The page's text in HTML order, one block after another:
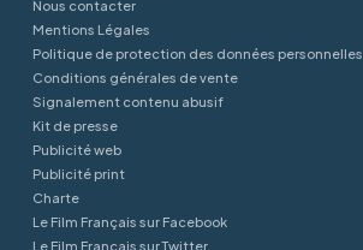
Nous contacter
Mentions Légales
Politique de protection des données personnelles
Conditions générales de vente
Signalement contenu abusif
Kit de presse
Publicité web
Publicité print
Charte
Le Film Français sur Facebook
Le Film Français sur Twitter